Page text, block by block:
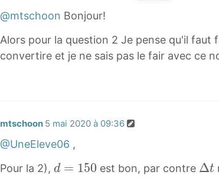
c
e
p
u
r
u
@mtschoon Bonjour!
Alors pour la question 2 Je pense qu'il faut
convertire et je ne sais pas le fair avec ce
mtschoon 5 mai 2020 à 09:36
@UneEleve06 ,
Pour la 2), d
d = 150 est bon, par contre Δ
Δt